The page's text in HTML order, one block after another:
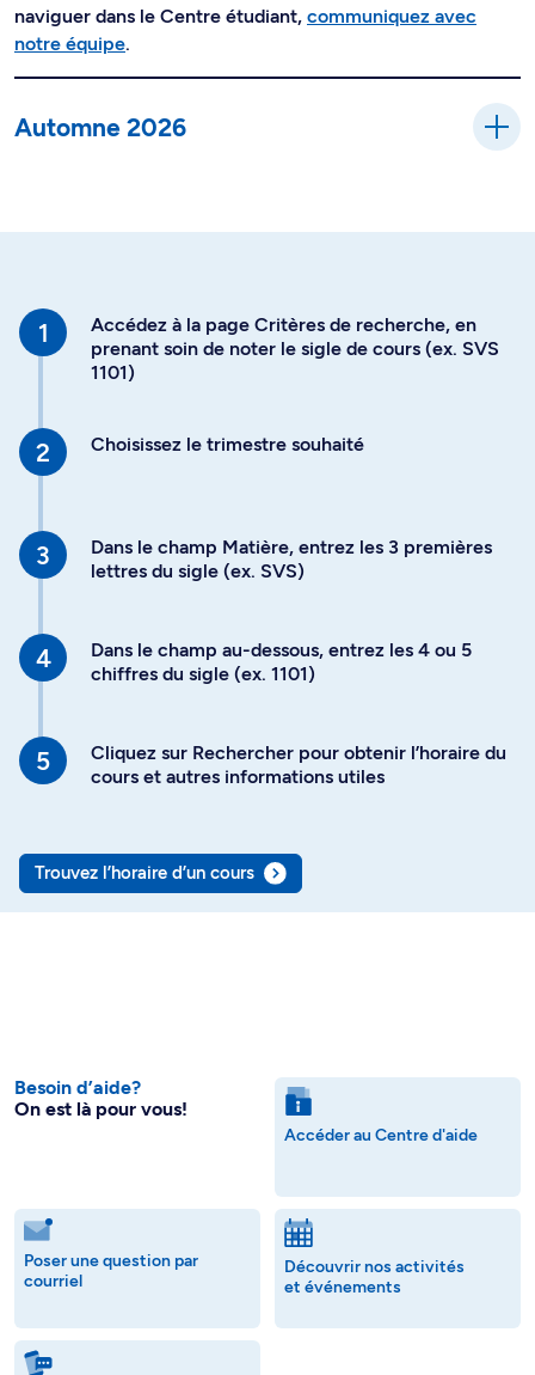
naviguer dans le Centre étudiant, communiquez avec
notre équipe.
Automne 2026
Accédez à la page Critères de recherche, en
prenant soin de noter le sigle de cours (ex. SVS
1101)
Choisissez le trimestre souhaité
Dans le champ Matière, entrez les 3 premières
lettres du sigle (ex. SVS)
Dans le champ au-dessous, entrez les 4 ou 5
chiffres du sigle (ex. 1101)
Cliquez sur Rechercher pour obtenir l’horaire du
cours et autres informations utiles
Trouvez l’horaire d’un cours
Besoin d’aide?
On est là pour vous!
Accéder au Centre d'aide
Poser une question par
courriel
Découvrir nos activités
et événements